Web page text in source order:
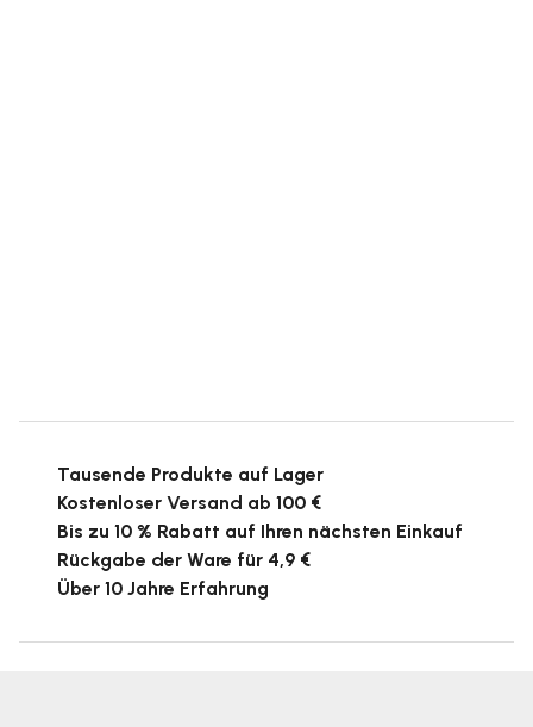
Tausende Produkte auf Lager
Kostenloser Versand ab 100 €
Bis zu 10 % Rabatt auf Ihren nächsten Einkauf
Rückgabe der Ware für 4,9 €
Über 10 Jahre Erfahrung